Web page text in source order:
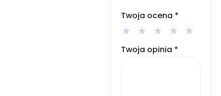
Twoja ocena *
Twoja opinia *